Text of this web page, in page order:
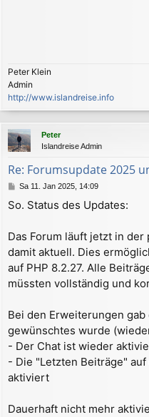
Peter Klein
Admin
http://www.islandreise.info
Peter
Islandreise Admin
Re: Forumsupdate 2025
B
i
a
g
Sa 11. Jan 2025, 14:09
So. Status des Updates:
Das Forum läuft jetzt in
damit aktuell. Dies
auf PHP 8.2.27. Alle
müssten vollständig und
Bei den Erweiterungen
gewünschtes wurde
- Der Chat ist wieder
- Die "Letzten Beiträge"
aktiviert
Dauerhaft nicht mehr